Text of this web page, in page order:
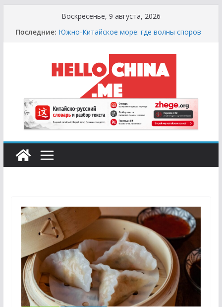
содержимому
Воскресенье, 9 августа, 2026
Последние: Южно-Китайское море: где волны споров
Сырная Лихорадка: Как Найти Настоящий
Сыр в Китае и не Купить «Пластиковый»
Аналог
Охота за Черным Хлебом: Путеводитель
по Русским и Европейским Пекарням в
Китае
Молочный Кризис: Почему в Китае не
Найти Творог, Сметану и Кефир (и Где
Искать Спасение?)
Счастливые Числа и Продукты-Табу: